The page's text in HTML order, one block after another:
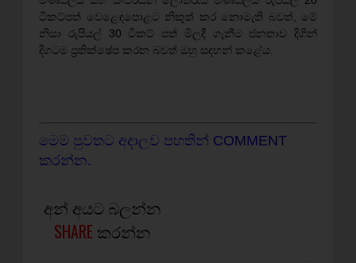
ටිකට්පත් වෙළෙඳපොළට නිකුත් කර නොමැති බවත්, මේ
නිසා රුපියල් 30 ටිකට් පත් මිලදී ගැනීම ජනතාව දිගින්
දිගටම ප්‍රතික්ෂේප කරන බවත් ඔහු සඳහන් කළේය.
මෙම පුවතට අදාලව පහතින් COMMENT
කරන්න.
අන් අයට බලන්න
SHARE කරන්න